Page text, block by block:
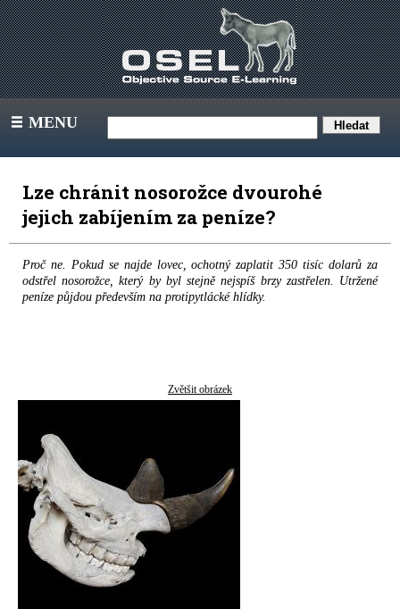
III MENU
Lze chránit nosorožce dvourohé
jejich zabíjením za peníze?
Proč ne. Pokud se najde lovec, ochotný zaplatit 350 tisíc dolarů za
odstřel nosorožce, který by byl stejně nejspíš brzy zastřelen. Utržené
peníze půjdou především na protipytlácké hlídky.
Zvětšit obrázek